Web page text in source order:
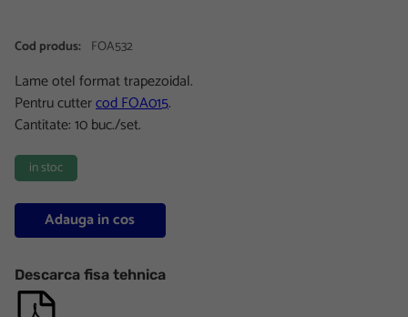
Cod produs: FOA532
Lame otel format trapezoidal.
Pentru cuttercod FOA015.
Cantitate: 10 buc./set.
in stoc
Adauga in cos
Descarca fisa tehnica